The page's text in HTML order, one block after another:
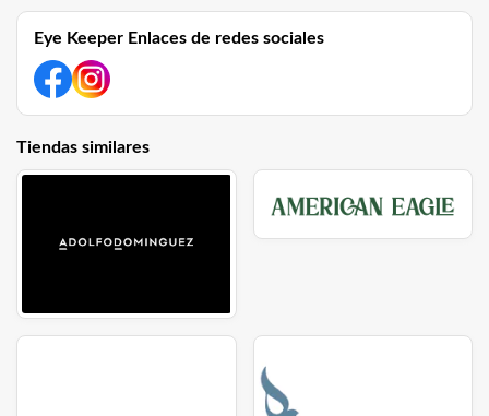
Eye Keeper Enlaces de redes sociales
Tiendas similares